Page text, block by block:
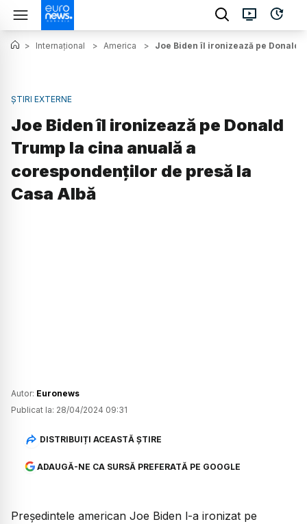
> Internațional > America > Joe Biden îl ironizează pe Donald
ȘTIRI EXTERNE
Joe Biden îl ironizează pe Donald
Trump la cina anuală a
corespondenţilor de presă la
Casa Albă
Autor: Euronews
Publicat la: 28/04/2024 09:31
DISTRIBUIȚI ACEASTĂ ȘTIRE
ADAUGĂ-NE CA SURSĂ PREFERATĂ PE GOOGLE
Preşedintele american Joe Biden l-a ironizat pe